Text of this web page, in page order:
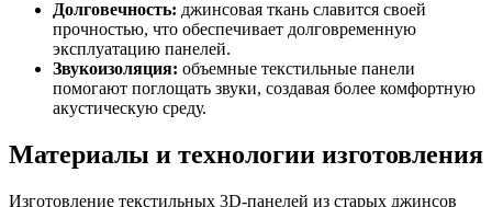
Долговечность: джинсовая ткань славится своей
прочностью, что обеспечивает долговременную
эксплуатацию панелей.
Звукоизоляция: объемные текстильные панели
помогают поглощать звуки, создавая более комфортную
акустическую среду.
Материалы и технологии изготовления
Изготовление текстильных 3D-панелей из старых джинсов